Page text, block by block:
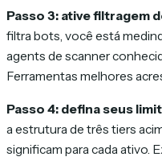
Passo 3: ative filtragem
filtra bots, você está
agents de scanner
Ferramentas melhores
Passo 4: defina seus
a estrutura de três tiers
significam para cada ativo.